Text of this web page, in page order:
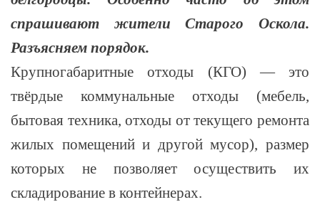
спрашивают жители Старого Оскола.
Разъясняем порядок.
Крупногабаритные отходы (КГО) — это
твёрдые коммунальные отходы (мебель,
бытовая техника, отходы от текущего ремонта
жилых помещений и другой мусор), размер
которых не позволяет осуществить их
складирование в контейнерах.